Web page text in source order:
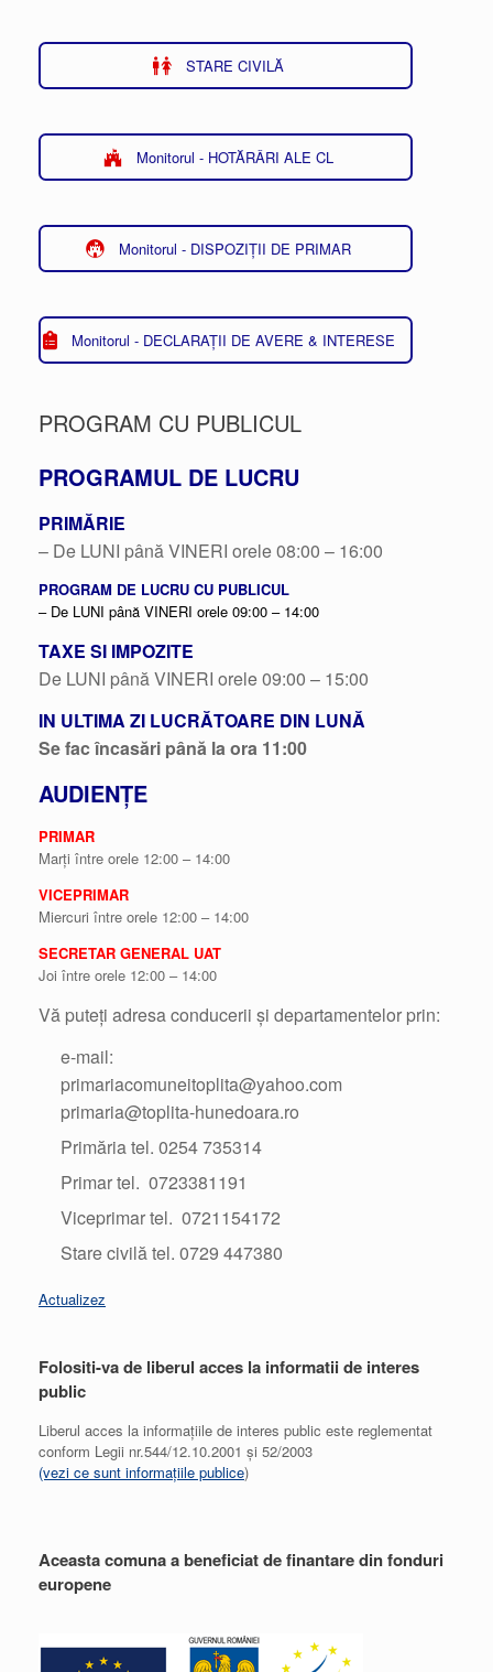
STARE CIVILĂ
Monitorul - HOTĂRÂRI ALE CL
Monitorul - DISPOZIȚII DE PRIMAR
Monitorul - DECLARAȚII DE AVERE & INTERESE
PROGRAM CU PUBLICUL
PROGRAMUL DE LUCRU
PRIMĂRIE
– De LUNI până VINERI orele 08:00 – 16:00
PROGRAM DE LUCRU CU PUBLICUL
– De LUNI până VINERI orele 09:00 – 14:00
TAXE SI IMPOZITE
De LUNI până VINERI orele 09:00 – 15:00
IN ULTIMA ZI LUCRĂTOARE DIN LUNĂ
Se fac încasări până la ora 11:00
AUDIENȚE
PRIMAR
Marți între orele 12:00 – 14:00
VICEPRIMAR
Miercuri între orele 12:00 – 14:00
SECRETAR GENERAL UAT
Joi între orele 12:00 – 14:00
Vă puteți adresa conducerii și departamentelor prin:
e-mail:
primariacomuneitoplita@yahoo.com
primaria@toplita-hunedoara.ro
Primăria tel. 0254 735314
Primar tel. 0723381191
Viceprimar tel. 0721154172
Stare civilă tel. 0729 447380
Actualizez
Folositi-va de liberul acces la informatii de interes
public
Liberul acces la informațiile de interes public este reglementat
conform Legii nr.544/12.10.2001 și 52/2003
(vezi ce sunt informațiile publice)
Aceasta comuna a beneficiat de finantare din fonduri
europene